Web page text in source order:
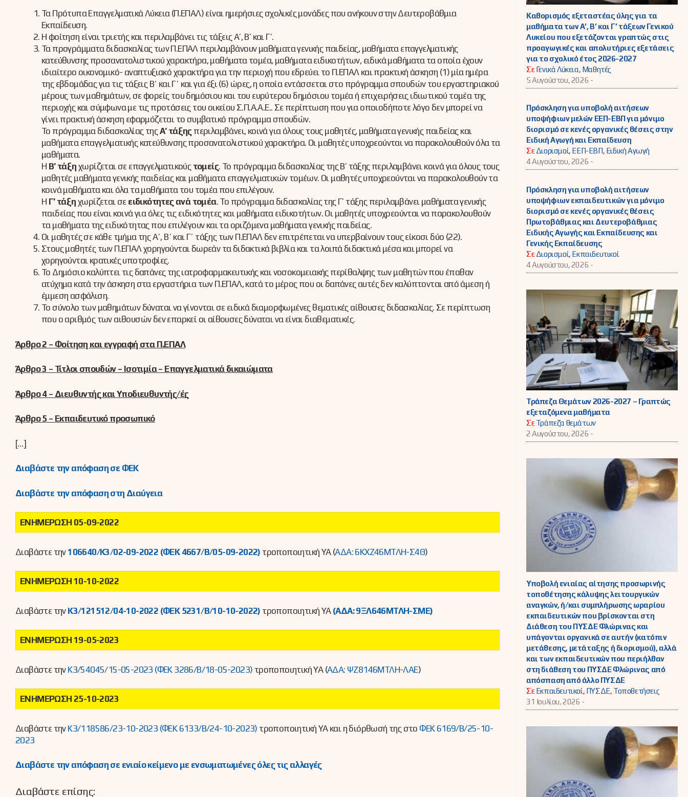
Τα Πρότυπα Επαγγελματικά Λύκεια (Π.ΕΠΑΛ) είναι ημερήσιες σχολικές μονάδες που ανήκουν στην Δευτεροβάθμια
Εκπαίδευση.
Η φοίτηση είναι τριετής και περιλαμβάνει τις τάξεις Α’, Β’ και Γ’.
Τα προγράμματα διδασκαλίας των Π.ΕΠΑΛ περιλαμβάνουν μαθήματα γενικής παιδείας, μαθήματα επαγγελματικής
κατεύθυνσης προσανατολιστικού χαρακτήρα, μαθήματα τομέα, μαθήματα ειδικοτήτων, ειδικά μαθήματα τα οποία έχουν
ιδιαίτερο οικονομικό- αναπτυξιακό χαρακτήρα για την περιοχή που εδρεύει το Π.ΕΠΑΛ και πρακτική άσκηση (1) μία ημέρα
της εβδομάδας για τις τάξεις Β΄ και Γ΄ και για έξι (6) ώρες, η οποία εντάσσεται στο πρόγραμμα σπουδών του εργαστηριακού
μέρους των μαθημάτων, σε φορείς του δημόσιου και του ευρύτερου δημόσιου τομέα ή επιχειρήσεις ιδιωτικού τομέα της
περιοχής και σύμφωνα με τις προτάσεις του οικείου Σ.Π.Α.Α.Ε.. Σε περίπτωση που για οποιοδήποτε λόγο δεν μπορεί να
γίνει πρακτική άσκηση εφαρμόζεται το συμβατικό πρόγραμμα σπουδών.
Το πρόγραμμα διδασκαλίας τηςΑ’ τάξης περιλαμβάνει, κοινά για όλους τους μαθητές, μαθήματα γενικής παιδείας και
μαθήματα επαγγελματικής κατεύθυνσης προσανατολιστικού χαρακτήρα. Οι μαθητές υποχρεούνται να παρακολουθούν όλα τα
μαθήματα.
Η Β’ τάξη χωρίζεται σε επαγγελματικούς τομείς. Το πρόγραμμα διδασκαλίας της Β’ τάξης περιλαμβάνει κοινά για όλους τους
μαθητές μαθήματα γενικής παιδείας και μαθήματα επαγγελματικών τομέων. Οι μαθητές υποχρεούνται να παρακολουθούν τα
κοινά μαθήματα και όλα τα μαθήματα του τομέα που επιλέγουν.
Η Γ’ τάξη χωρίζεται σε ειδικότητες ανά τομέα. Το πρόγραμμα διδασκαλίας της Γ’ τάξης περιλαμβάνει μαθήματα γενικής
παιδείας που είναι κοινά για όλες τις ειδικότητες και μαθήματα ειδικοτήτων. Οι μαθητές υποχρεούνται να παρακολουθούν
τα μαθήματα της ειδικότητας που επιλέγουν και τα οριζόμενα μαθήματα γενικής παιδείας.
Οι μαθητές σε κάθε τμήμα της Α΄, Β΄ και Γ΄ τάξης των Π.ΕΠΑΛ δεν επιτρέπεται να υπερβαίνουν τους είκοσι δύο (22).
Στους μαθητές των Π.ΕΠΑΛ χορηγούνται δωρεάν τα διδακτικά βιβλία και τα λοιπά διδακτικά μέσα και μπορεί να
χορηγούνται κρατικές υποτροφίες.
Το Δημόσιο καλύπτει τις δαπάνες της ιατροφαρμακευτικής και νοσοκομειακής περίθαλψης των μαθητών που έπαθαν
ατύχημα κατά την άσκηση στα εργαστήρια των Π.ΕΠΑΛ, κατά το μέρος που οι δαπάνες αυτές δεν καλύπτονται από άμεση ή
έμμεση ασφάλιση.
Το σύνολο των μαθημάτων δύναται να γίνονται σε ειδικά διαμορφωμένες θεματικές αίθουσες διδασκαλίας. Σε περίπτωση
που ο αριθμός των αιθουσών δεν επαρκεί οι αίθουσες δύναται να είναι διαθεματικές.
Άρθρο 2 – Φοίτηση και εγγραφή στα Π.ΕΠΑΛ
Άρθρο 3 – Τίτλοι σπουδών – Ισοτιμία – Επαγγελματικά δικαιώματα
Άρθρο 4 – Διευθυντής και Υποδιευθυντής/ές
Άρθρο 5 – Εκπαιδευτικό προσωπικό
[…]
Διαβάστε την απόφαση σε ΦΕΚ
Διαβάστε την απόφαση στη Διαύγεια
ΕΝΗΜΕΡΩΣΗ 05-09-2022
Διαβάστε την 106640/Κ3/02-09-2022 (ΦΕΚ 4667/Β/05-09-2022) τροποποιητική ΥΑ (ΑΔΑ: 6ΚΧΖ46ΜΤΛΗ-Σ4Θ)
ΕΝΗΜΕΡΩΣΗ 10-10-2022
Διαβάστε την Κ3/121512/04-10-2022 (ΦΕΚ 5231/Β/10-10-2022) τροποποιητική ΥΑ (ΑΔΑ: 9ΞΛ646ΜΤΛΗ-ΣΜΕ)
ΕΝΗΜΕΡΩΣΗ 19-05-2023
Διαβάστε την Κ3/54045/15-05-2023 (ΦΕΚ 3286/Β/18-05-2023) τροποποιητική ΥΑ (ΑΔΑ: ΨΖ8146ΜΤΛΗ-ΛΑΕ)
ΕΝΗΜΕΡΩΣΗ 25-10-2023
Διαβάστε την Κ3/118586/23-10-2023 (ΦΕΚ 6133/Β/24-10-2023) τροποποιητική ΥΑ και η διόρθωσή της στο ΦΕΚ 6169/Β/25-10-
2023
Διαβάστε την απόφαση σε ενιαίο κείμενο με ενσωματωμένες όλες τις αλλαγές
Διαβάστε επίσης:
Καθορισμός εξεταστέας ύλης για τα
μαθήματα των Α’, Β’ και Γ’ τάξεων Γενικού
Λυκείου που εξετάζονται γραπτώς στις
προαγωγικές και απολυτήριες εξετάσεις
για το σχολικό έτος 2026-2027
ΣεΓενικά Λύκεια, Μαθητές
5 Αυγούστου, 2026 -
Πρόσκληση για υποβολή αιτήσεων
υποψήφιων μελών ΕΕΠ-ΕΒΠ για μόνιμο
διορισμό σε κενές οργανικές θέσεις στην
Ειδική Αγωγή και Εκπαίδευση
ΣεΔιορισμοί, ΕΕΠ-ΕΒΠ, Ειδική Αγωγή
4 Αυγούστου, 2026 -
Πρόσκληση για υποβολή αιτήσεων
υποψήφιων εκπαιδευτικών για μόνιμο
διορισμό σε κενές οργανικές θέσεις
Πρωτοβάθμιας και Δευτεροβάθμιας
Ειδικής Αγωγής και Εκπαίδευσης και
Γενικής Εκπαίδευσης
ΣεΔιορισμοί, Εκπαιδευτικοί
4 Αυγούστου, 2026 -
Τράπεζα Θεμάτων 2026-2027 – Γραπτώς
εξεταζόμενα μαθήματα
ΣεΤράπεζα θεμάτων
2 Αυγούστου, 2026 -
Υποβολή ενιαίας αίτησης προσωρινής
τοποθέτησης κάλυψης λειτουργικών
αναγκών, ή/και συμπλήρωσης ωραρίου
εκπαιδευτικών που βρίσκονται στη
Διάθεση του ΠΥΣΔΕ Φλώρινας και
υπάγονται οργανικά σε αυτήν (κατόπιν
μετάθεσης, μετάταξης ή διορισμού), αλλά
και των εκπαιδευτικών που περιήλθαν
στη διάθεση του ΠΥΣΔΕ Φλώρινας από
απόσπαση από άλλο ΠΥΣΔΕ
ΣεΕκπαιδευτικοί, ΠΥΣΔΕ, Τοποθετήσεις
31 Ιουλίου, 2026 -